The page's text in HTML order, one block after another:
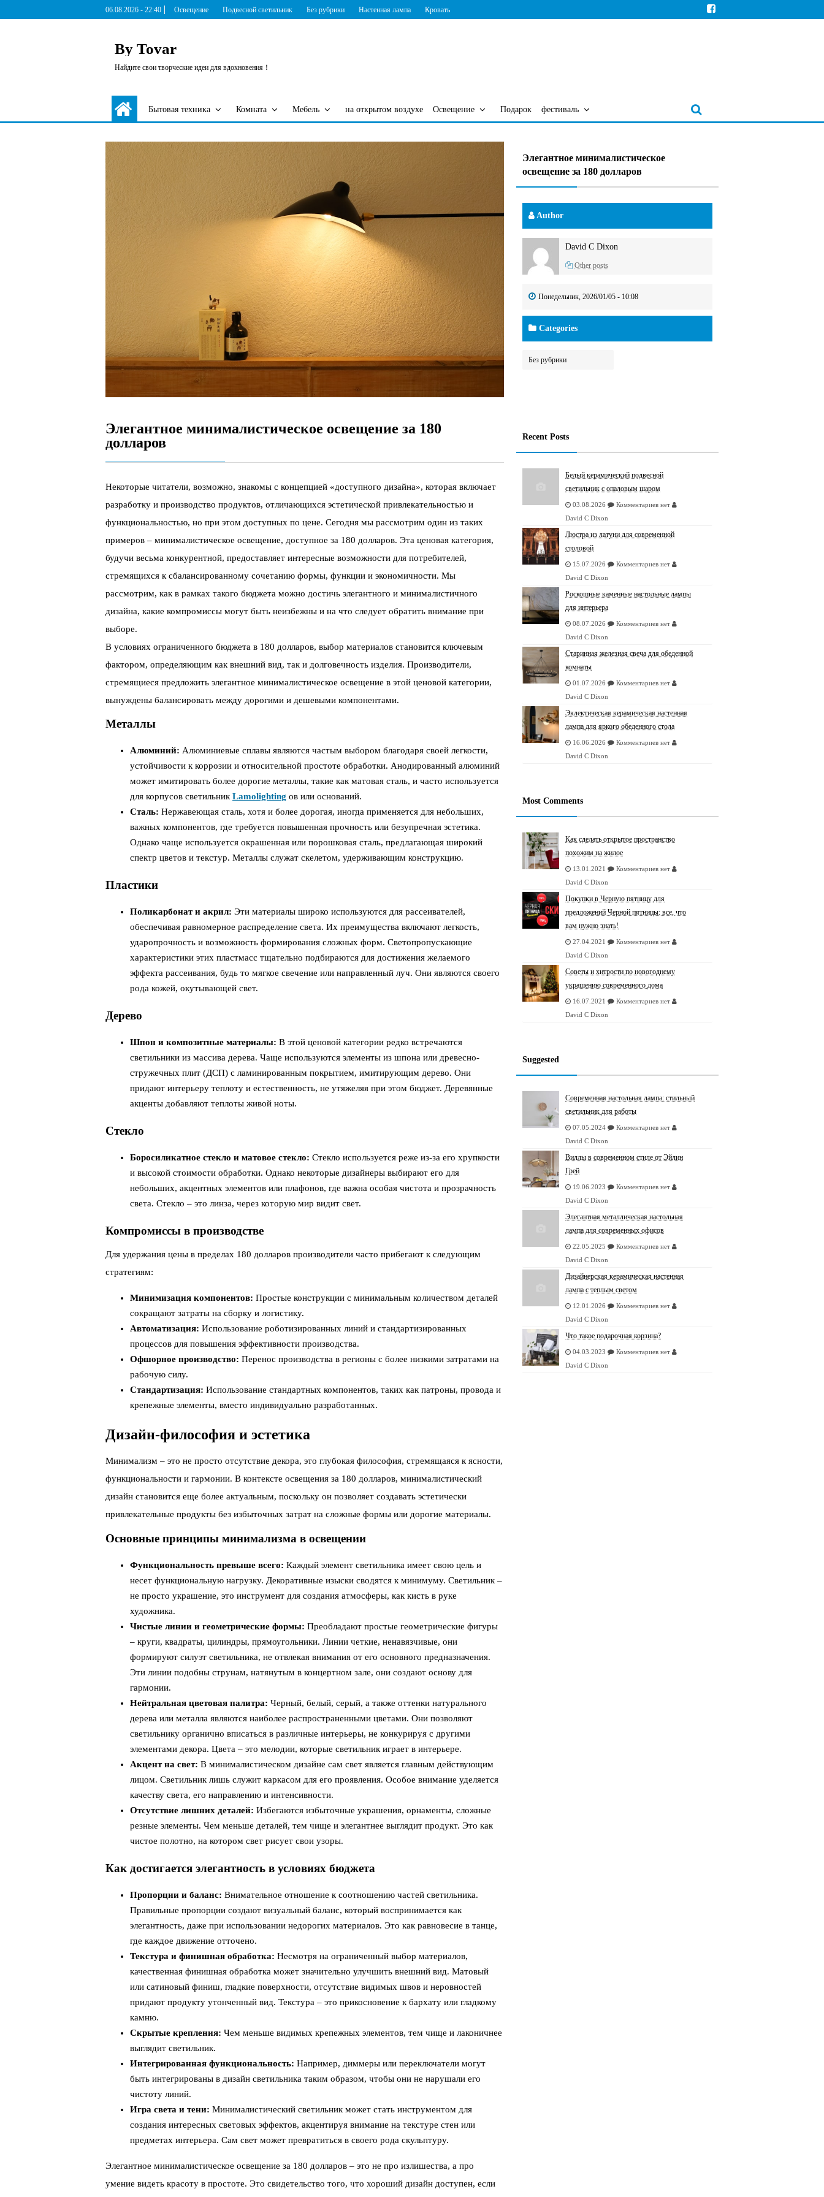
to
06.08.2026 - 22:40 Освещение Подвесной светильник Без рубрики Настенная лампа Кровать
By Tovar
Найдите свои творческие идеи для вдохновения！
Бытовая техника Комната Мебель на открытом воздухе Освещение Подарок фестиваль
Элегантное минималистическое освещение за 180
долларов
Некоторые читатели, возможно, знакомы с концепцией «доступного дизайна», которая включает
разработку и производство продуктов, отличающихся эстетической привлекательностью и
функциональностью, но при этом доступных по цене. Сегодня мы рассмотрим один из таких
примеров – минималистическое освещение, доступное за 180 долларов. Эта ценовая категория,
будучи весьма конкурентной, предоставляет интересные возможности для потребителей,
стремящихся к сбалансированному сочетанию формы, функции и экономичности. Мы
рассмотрим, как в рамках такого бюджета можно достичь элегантного и минималистичного
дизайна, какие компромиссы могут быть неизбежны и на что следует обратить внимание при
выборе.
В условиях ограниченного бюджета в 180 долларов, выбор материалов становится ключевым
фактором, определяющим как внешний вид, так и долговечность изделия. Производители,
стремящиеся предложить элегантное минималистическое освещение в этой ценовой категории,
вынуждены балансировать между дорогими и дешевыми компонентами.
Металлы
Алюминий: Алюминиевые сплавы являются частым выбором благодаря своей легкости,
устойчивости к коррозии и относительной простоте обработки. Анодированный алюминий
может имитировать более дорогие металлы, такие как матовая сталь, и часто используется
для корпусов светильникLamolighting ов или оснований.
Сталь: Нержавеющая сталь, хотя и более дорогая, иногда применяется для небольших,
важных компонентов, где требуется повышенная прочность или безупречная эстетика.
Однако чаще используется окрашенная или порошковая сталь, предлагающая широкий
спектр цветов и текстур. Металлы служат скелетом, удерживающим конструкцию.
Пластики
Поликарбонат и акрил: Эти материалы широко используются для рассеивателей,
обеспечивая равномерное распределение света. Их преимущества включают легкость,
ударопрочность и возможность формирования сложных форм. Светопропускающие
характеристики этих пластмасс тщательно подбираются для достижения желаемого
эффекта рассеивания, будь то мягкое свечение или направленный луч. Они являются своего
рода кожей, окутывающей свет.
Дерево
Шпон и композитные материалы: В этой ценовой категории редко встречаются
светильники из массива дерева. Чаще используются элементы из шпона или древесно-
стружечных плит (ДСП) с ламинированным покрытием, имитирующим дерево. Они
придают интерьеру теплоту и естественность, не утяжеляя при этом бюджет. Деревянные
акценты добавляют теплоты живой ноты.
Стекло
Боросиликатное стекло и матовое стекло: Стекло используется реже из-за его хрупкости
и высокой стоимости обработки. Однако некоторые дизайнеры выбирают его для
небольших, акцентных элементов или плафонов, где важна особая чистота и прозрачность
света. Стекло – это линза, через которую мир видит свет.
Компромиссы в производстве
Для удержания цены в пределах 180 долларов производители часто прибегают к следующим
стратегиям:
Минимизация компонентов: Простые конструкции с минимальным количеством деталей
сокращают затраты на сборку и логистику.
Автоматизация: Использование роботизированных линий и стандартизированных
процессов для повышения эффективности производства.
Офшорное производство: Перенос производства в регионы с более низкими затратами на
рабочую силу.
Стандартизация: Использование стандартных компонентов, таких как патроны, провода и
крепежные элементы, вместо индивидуально разработанных.
Дизайн-философия и эстетика
Минимализм – это не просто отсутствие декора, это глубокая философия, стремящаяся к ясности,
функциональности и гармонии. В контексте освещения за 180 долларов, минималистический
дизайн становится еще более актуальным, поскольку он позволяет создавать эстетически
привлекательные продукты без избыточных затрат на сложные формы или дорогие материалы.
Основные принципы минимализма в освещении
Функциональность превыше всего: Каждый элемент светильника имеет свою цель и
несет функциональную нагрузку. Декоративные изыски сводятся к минимуму. Светильник –
не просто украшение, это инструмент для создания атмосферы, как кисть в руке
художника.
Чистые линии и геометрические формы: Преобладают простые геометрические фигуры
– круги, квадраты, цилиндры, прямоугольники. Линии четкие, ненавязчивые, они
формируют силуэт светильника, не отвлекая внимания от его основного предназначения.
Эти линии подобны струнам, натянутым в концертном зале, они создают основу для
гармонии.
Нейтральная цветовая палитра: Черный, белый, серый, а также оттенки натурального
дерева или металла являются наиболее распространенными цветами. Они позволяют
светильнику органично вписаться в различные интерьеры, не конкурируя с другими
элементами декора. Цвета – это мелодии, которые светильник играет в интерьере.
Акцент на свет: В минималистическом дизайне сам свет является главным действующим
лицом. Светильник лишь служит каркасом для его проявления. Особое внимание уделяется
качеству света, его направлению и интенсивности.
Отсутствие лишних деталей: Избегаются избыточные украшения, орнаменты, сложные
резные элементы. Чем меньше деталей, тем чище и элегантнее выглядит продукт. Это как
чистое полотно, на котором свет рисует свои узоры.
Как достигается элегантность в условиях бюджета
Пропорции и баланс: Внимательное отношение к соотношению частей светильника.
Правильные пропорции создают визуальный баланс, который воспринимается как
элегантность, даже при использовании недорогих материалов. Это как равновесие в танце,
где каждое движение отточено.
Текстура и финишная обработка: Несмотря на ограниченный выбор материалов,
качественная финишная обработка может значительно улучшить внешний вид. Матовый
или сатиновый финиш, гладкие поверхности, отсутствие видимых швов и неровностей
придают продукту утонченный вид. Текстура – это прикосновение к бархату или гладкому
камню.
Скрытые крепления: Чем меньше видимых крепежных элементов, тем чище и лаконичнее
выглядит светильник.
Интегрированная функциональность: Например, диммеры или переключатели могут
быть интегрированы в дизайн светильника таким образом, чтобы они не нарушали его
чистоту линий.
Игра света и тени: Минималистический светильник может стать инструментом для
создания интересных световых эффектов, акцентируя внимание на текстуре стен или
предметах интерьера. Сам свет может превратиться в своего рода скульптуру.
Элегантное минималистическое освещение за 180 долларов – это не про излишества, а про
умение видеть красоту в простоте. Это свидетельство того, что хороший дизайн доступен, если
Элегантное минималистическое
освещение за 180 долларов
Author
David C Dixon
Other posts
Понедельник, 2026/01/05 - 10:08
Categories
Без рубрики
Recent Posts
Белый керамический подвесной
светильник с опаловым шаром
03.08.2026
Комментариев нет
David C Dixon
Люстрa из латуни для современной
столовой
15.07.2026
Комментариев нет
David C Dixon
Роскошные каменные настольные лампы
для интерьера
08.07.2026
Комментариев нет
David C Dixon
Старинная железная свеча для обеденной
комнаты
01.07.2026
Комментариев нет
David C Dixon
Эклектическая керамическая настенная
лампа для яркого обеденного стола
16.06.2026
Комментариев нет
David C Dixon
Most Comments
Как сделать открытое пространство
похожим на жилое
13.01.2021
Комментариев нет
David C Dixon
Покупки в Черную пятницу для
предложений Черной пятницы: все, что
вам нужно знать!
27.04.2021
Комментариев нет
David C Dixon
Советы и хитрости по новогоднему
украшению современного дома
16.07.2021
Комментариев нет
David C Dixon
Suggested
Современная настольная лампа: стильный
светильник для работы
07.05.2024
Комментариев нет
David C Dixon
Виллы в современном стиле от Эйлин
Грей
19.06.2023
Комментариев нет
David C Dixon
Элегантная металлическая настольная
лампа для современных офисов
22.05.2025
Комментариев нет
David C Dixon
Дизайнерская керамическая настенная
лампа с теплым светом
12.01.2026
Комментариев нет
David C Dixon
Что такое подарочная корзина?
04.03.2023
Комментариев нет
David C Dixon